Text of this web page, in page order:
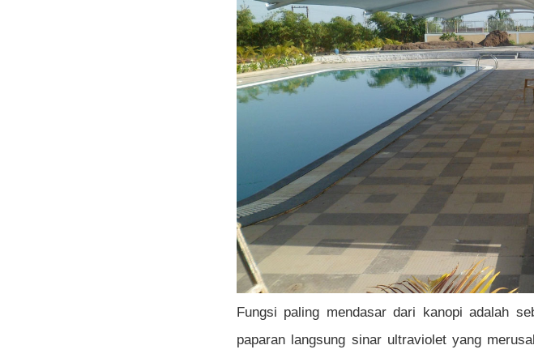
Fungsi paling mendasar dari kanopi adalah
paparan langsung sinar ultraviolet yang